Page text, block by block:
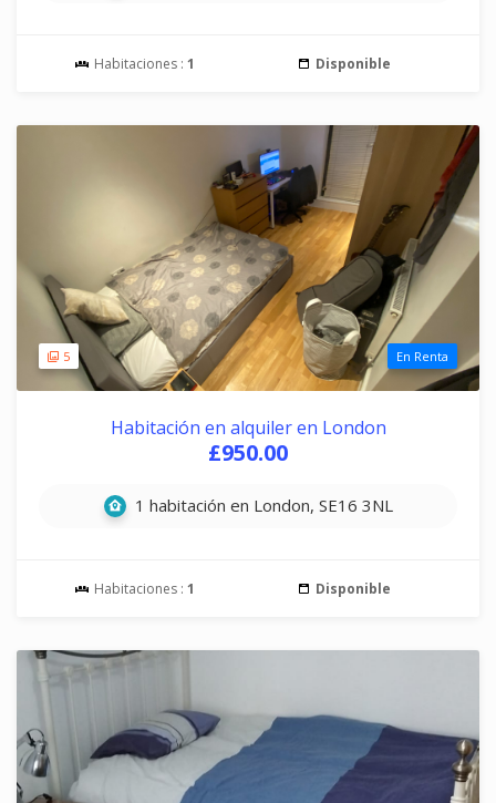
Habitaciones : 1 Disponible
5 En Renta
Habitación en alquiler en London
£950.00
1 habitación en London, SE16 3NL
Habitaciones : 1 Disponible